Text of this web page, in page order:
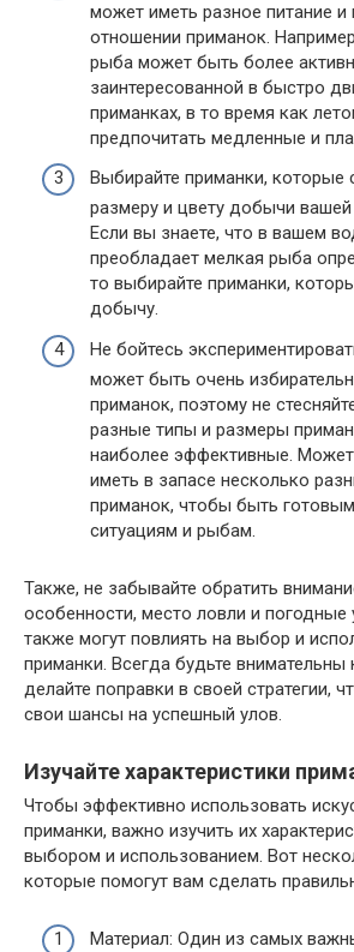
может иметь разное питание и
отношении приманок.
рыба может быть более
заинтересованной в быстро
приманках, в то время как
предпочитать медленные и
Выбирайте приманки, которые
размеру и цвету добычи
Если вы знаете, что в вашем
преобладает мелкая рыба
то выбирайте приманки,
добычу.
Не бойтесь
может быть очень
приманок, поэтому не
разные типы и размеры
наиболее эффективные.
иметь в запасе несколько
приманок, чтобы быть
ситуациям и рыбам.
Также, не забывайте обратить
особенности, место ловли и погодные
также могут повлиять на выбор и
приманки. Всегда будьте внимательны
делайте поправки в своей стратегии,
свои шансы на успешный улов.
Изучайте характеристики
Чтобы эффективно использовать
приманки, важно изучить их
выбором и использованием. Вот
которые помогут вам сделать
Материал: Один из самых